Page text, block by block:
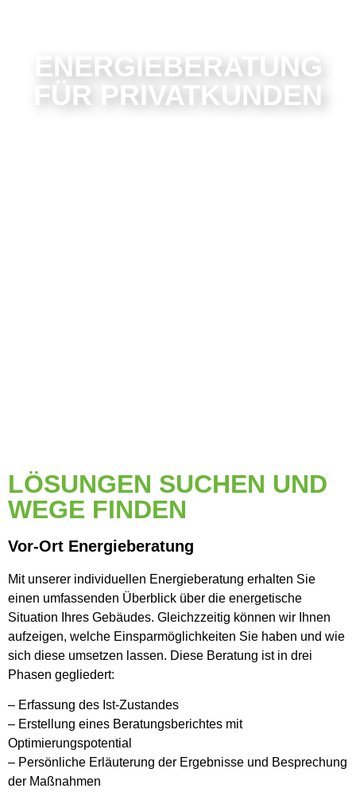
ENERGIEBERATUNG
FÜR PRIVATKUNDEN
LÖSUNGEN SUCHEN UND
WEGE FINDEN
Vor-Ort Energieberatung
Mit unserer individuellen Energieberatung erhalten Sie
einen umfassenden Überblick über die energetische
Situation Ihres Gebäudes. Gleichzzeitig können wir Ihnen
aufzeigen, welche Einsparmöglichkeiten Sie haben und wie
sich diese umsetzen lassen. Diese Beratung ist in drei
Phasen gegliedert:
– Erfassung des Ist-Zustandes
– Erstellung eines Beratungsberichtes mit
Optimierungspotential
– Persönliche Erläuterung der Ergebnisse und Besprechung
der Maßnahmen